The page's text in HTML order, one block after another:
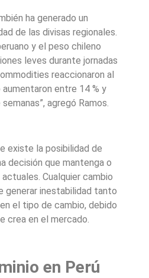
ha generado un
de las divisas regionales.
y el peso chileno
leves durante jornadas
reaccionaron al
aumentaron entre 14 % y
agregó Ramos.
existe la posibilidad de
decisión que mantenga o
Cualquier cambio
generar inestabilidad tanto
el tipo de cambio, debido
crea en el mercado.
en Perú